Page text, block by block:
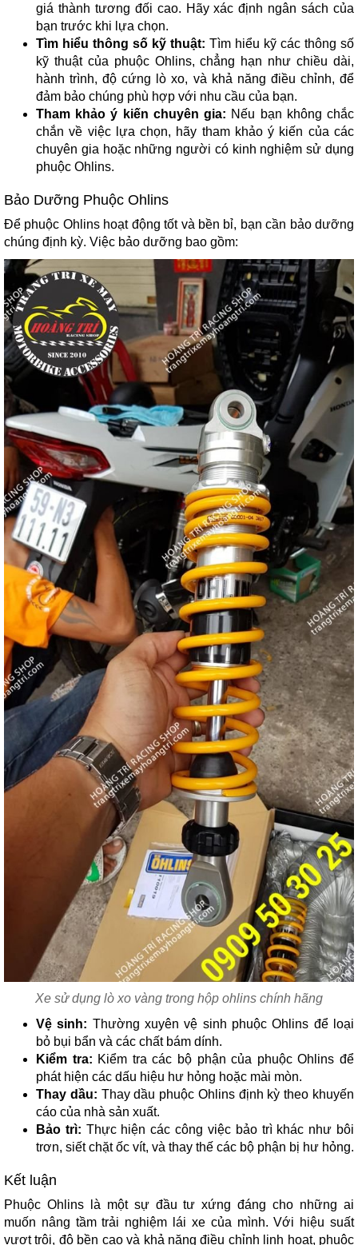
giá thành tương đối cao. Hãy xác định ngân sách của
bạn trước khi lựa chọn.
Tìm hiểu thông số kỹ thuật: Tìm hiểu kỹ các thông số
kỹ thuật của phuộc Ohlins, chẳng hạn như chiều dài,
hành trình, độ cứng lò xo, và khả năng điều chỉnh, để
đảm bảo chúng phù hợp với nhu cầu của bạn.
Tham khảo ý kiến chuyên gia: Nếu bạn không chắc
chắn về việc lựa chọn, hãy tham khảo ý kiến của các
chuyên gia hoặc những người có kinh nghiệm sử dụng
phuộc Ohlins.
Bảo Dưỡng Phuộc Ohlins
Để phuộc Ohlins hoạt động tốt và bền bỉ, bạn cần bảo dưỡng
chúng định kỳ. Việc bảo dưỡng bao gồm:
Xe sử dụng lò xo vàng trong hộp ohlins chính hãng
Vệ sinh: Thường xuyên vệ sinh phuộc Ohlins để loại
bỏ bụi bẩn và các chất bám dính.
Kiểm tra: Kiểm tra các bộ phận của phuộc Ohlins để
phát hiện các dấu hiệu hư hỏng hoặc mài mòn.
Thay dầu: Thay dầu phuộc Ohlins định kỳ theo khuyến
cáo của nhà sản xuất.
Bảo trì: Thực hiện các công việc bảo trì khác như bôi
trơn, siết chặt ốc vít, và thay thế các bộ phận bị hư hỏng.
Kết luận
Phuộc Ohlins là một sự đầu tư xứng đáng cho những ai
muốn nâng tầm trải nghiệm lái xe của mình. Với hiệu suất
vượt trội, độ bền cao và khả năng điều chỉnh linh hoạt, phuộc